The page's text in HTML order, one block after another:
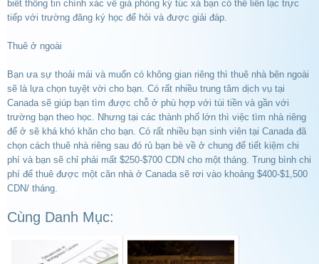
biết thông tin chính xác về giá phòng ký túc xá bạn có thể liên lạc trực
tiếp với trường đăng ký học để hỏi và được giải đáp.
Thuê ở ngoài
Bạn ưa sự thoải mái và muốn có không gian riêng thì thuê nhà bên ngoài
sẽ là lựa chọn tuyệt vời cho bạn. Có rất nhiều trung tâm dịch vụ tại
Canada sẽ giúp bạn tìm được chỗ ở phù hợp với túi tiền và gần với
trường bạn theo học. Nhưng tại các thành phố lớn thì việc tìm nhà riêng
để ở sẽ khá khó khăn cho bạn. Có rất nhiều bạn sinh viên tại Canada đã
chọn cách thuê nhà riêng sau đó rủ bạn bè về ở chung để tiết kiệm chi
phí và bạn sẽ chỉ phải mất $250-$700 CDN cho một tháng. Trung bình chi
phí để thuê được một căn nhà ở Canada sẽ rơi vào khoảng $400-$1,500
CDN/ tháng.
Cùng Danh Mục: